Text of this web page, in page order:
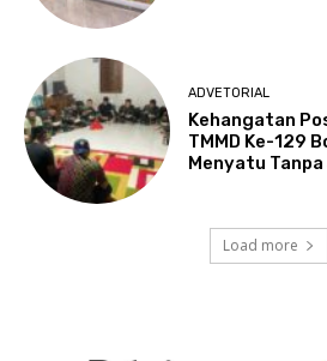
ADVETORIAL
Kehangatan
TMMD Ke-129
Menyatu
Load more